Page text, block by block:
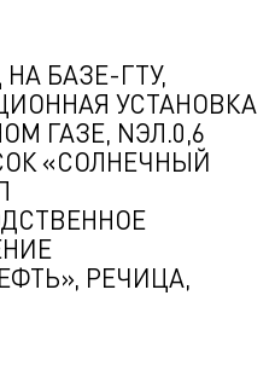
БАЗЕ-ГТУ,
УСТАНОВКА
ГАЗЕ, NЭЛ.0,6
«СОЛНЕЧНЫЙ
РЕЧИЦА,